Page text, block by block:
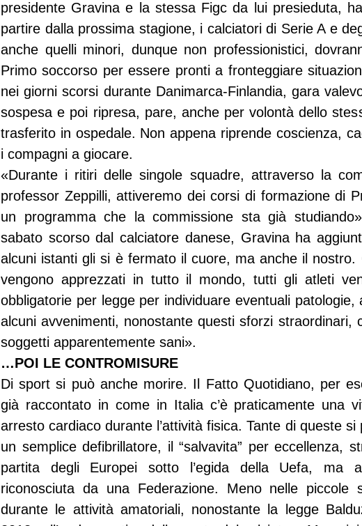
presidente Gravina e la stessa Figc da lui presieduta,
partire dalla prossima stagione, i calciatori di Serie A e
anche quelli minori, dunque non professionistici,
Primo soccorso per essere pronti a fronteggiare
nei giorni scorsi durante Danimarca-Finlandia, gara
sospesa e poi ripresa, pare, anche per volontà dello
trasferito in ospedale. Non appena riprende coscienza,
i compagni a giocare.
«Durante i ritiri delle singole squadre, attraverso la
professor Zeppilli, attiveremo dei corsi di formazione di
un programma che la commissione sta già
sabato scorso dal calciatore danese, Gravina ha
alcuni istanti gli si è fermato il cuore, ma anche il nostro.
vengono apprezzati in tutto il mondo, tutti gli atleti
obbligatorie per legge per individuare eventuali
alcuni avvenimenti, nonostante questi sforzi straordinari,
soggetti apparentemente sani».
…POI LE CONTROMISURE
Di sport si può anche morire. Il Fatto Quotidiano, per
già raccontato in come in Italia c’è praticamente una
arresto cardiaco durante l’attività fisica. Tante di queste
un semplice defibrillatore, il “salvavita” per eccellenza,
partita degli Europei sotto l’egida della Uefa, ma
riconosciuta da una Federazione. Meno nelle piccole
durante le attività amatoriali, nonostante la legge